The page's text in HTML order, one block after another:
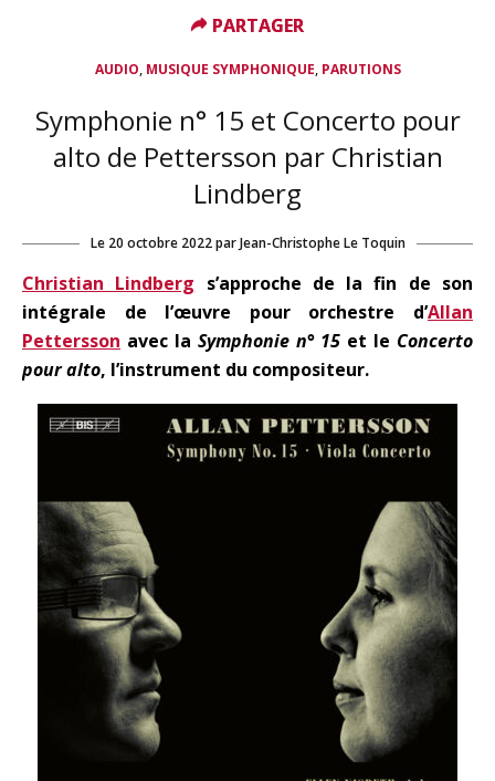
AUDIO, MUSIQUE SYMPHONIQUE, PARUTIONS
Symphonie n° 15 et Concerto pour
alto de Pettersson par Christian
Lindberg
Le 20 octobre 2022 par Jean-Christophe Le Toquin
Christian Lindberg s’approche de la fin de son
intégrale de l’œuvre pour orchestre d’Allan
Pettersson avec la Symphonie n° 15 et le Concerto
pour alto, l’instrument du compositeur.
PARTAGER
PARTAGER